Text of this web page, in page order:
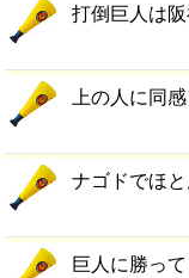
打倒巨人は阪
上の人に同感
ナゴドでほ
巨人に勝っ